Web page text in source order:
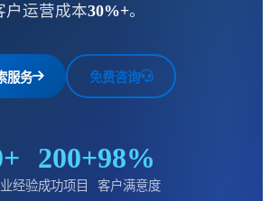
户运营成本30%+。
服务 免费咨询
经验
200+
成功项目
98%
客户满意度